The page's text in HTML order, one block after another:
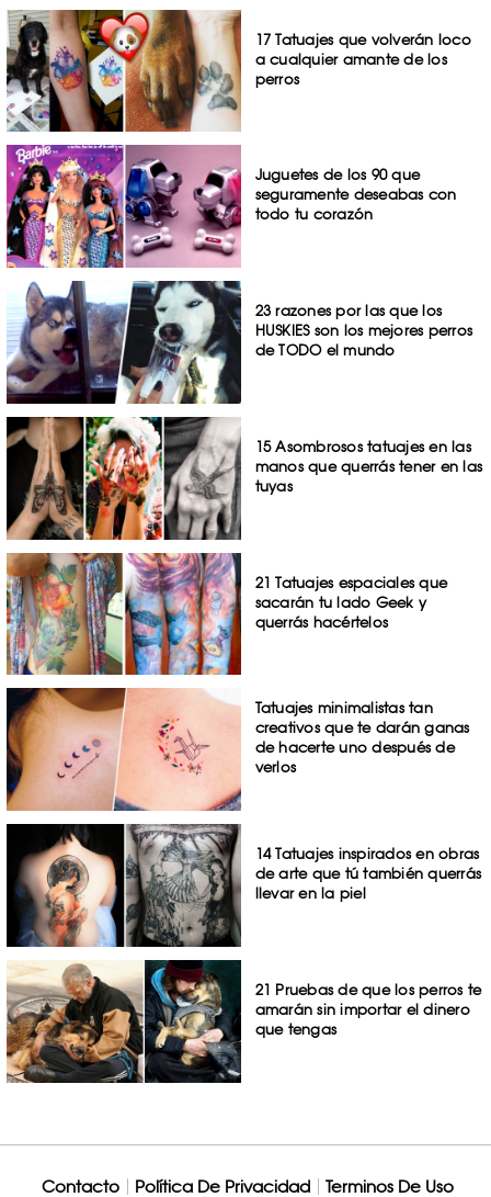
17 Tatuajes que volverán loco
a cualquier amante de los
perros
Juguetes de los 90 que
seguramente deseabas con
todo tu corazón
23 razones por las que los
HUSKIES son los mejores perros
de TODO el mundo
15 Asombrosos tatuajes en las
manos que querrás tener en las
tuyas
21 Tatuajes espaciales que
sacarán tu lado Geek y
querrás hacértelos
Tatuajes minimalistas tan
creativos que te darán ganas
de hacerte uno después de
verlos
14 Tatuajes inspirados en obras
de arte que tú también querrás
llevar en la piel
21 Pruebas de que los perros te
amarán sin importar el dinero
que tengas
Contacto Política De Privacidad Terminos De Uso